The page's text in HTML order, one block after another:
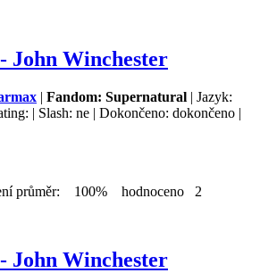
John Winchester
| Fandom: Supernatural | Jazyk:
| Slash: ne | Dokončeno: dokončeno |
průměr: 100% hodnoceno 2
John Winchester